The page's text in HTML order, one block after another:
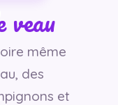
même
des
et